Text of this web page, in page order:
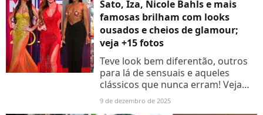
Sato, Iza, Nicole Bahls e mais
famosas brilham com looks
ousados e cheios de glamour;
veja +15 fotos
Teve look bem diferentão, outros
para lá de sensuais e aqueles
clássicos que nunca erram! Veja
fotos dos nomes que
abrilhantaram a premiação:
9 de dezembro de 2025